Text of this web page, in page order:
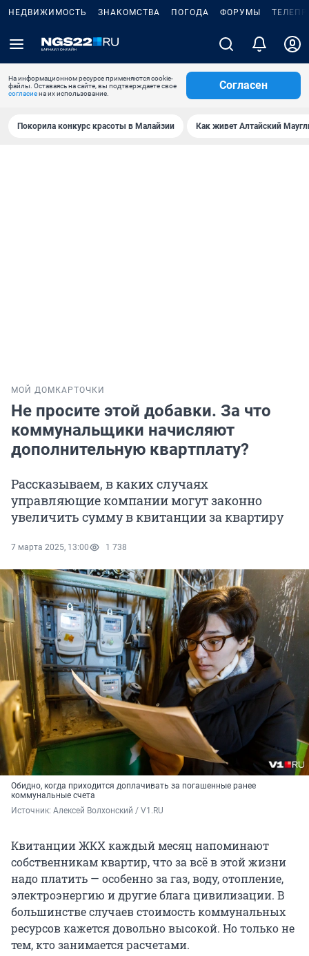
НЕДВИЖИМОСТЬ ЗНАКОМСТВА ПОГОДА ФОРУМЫ
На информационном ресурсе применяются cookie-
файлы. Оставаясь на сайте, вы подтверждаете свое
согласиена их использование.
Согласен
Покорила конкурс красоты в Малайзии Как живет Алтайский
МОЙ ДОМ КАРТОЧКИ
Не просите этой добавки. За что
коммунальщики начисляют
дополнительную квартплату?
Рассказываем, в каких случаях
управляющие компании могут законно
увеличить сумму в квитанции за квартиру
7 марта 2025, 13:00 1 738
Обидно, когда приходится доплачивать за погашенные ранее
коммунальные счета
Источник: Алексей Волхонский / V1.RU
Квитанции ЖКХ каждый месяц напоминают
собственникам квартир, что за всё в этой жизни
надо платить — особенно за газ, воду, отопление,
электроэнергию и другие блага цивилизации. В
большинстве случаев стоимость коммунальных
ресурсов кажется довольно высокой. Но только не
тем, кто занимается расчетами.